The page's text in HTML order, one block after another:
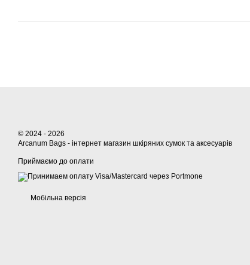
© 2024 - 2026
Arcanum Bags - інтернет магазин шкіряних сумок та аксесуарів
Приймаємо до оплати
Мобільна версія